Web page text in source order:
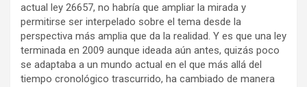
actual ley 26657, no habría que ampliar la mirada y
permitirse ser interpelado sobre el tema desde la
perspectiva más amplia que da la realidad. Y es que una ley
terminada en 2009 aunque ideada aún antes, quizás poco
se adaptaba a un mundo actual en el que más allá del
tiempo cronológico trascurrido, ha cambiado de manera